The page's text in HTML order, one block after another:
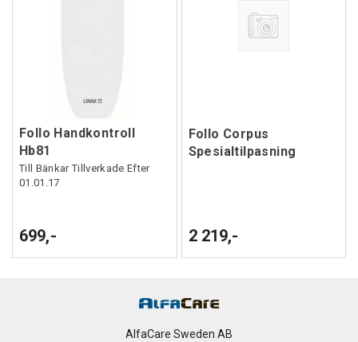
Follo Handkontroll
Hb81
Till Bänkar Tillverkade Efter
01.01.17
699,-
Follo Corpus
Spesialtilpasning
2 219,-
AlfaCare Sweden AB